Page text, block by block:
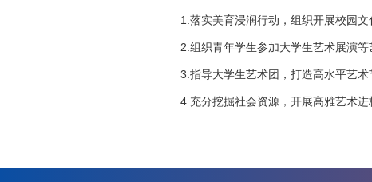
1.落实美育浸润行动，组织开展校园
2.组织青年学生参加大学生艺术展演等
3.指导大学生艺术团，打造高水平艺术
4.充分挖掘社会资源，开展高雅艺术进